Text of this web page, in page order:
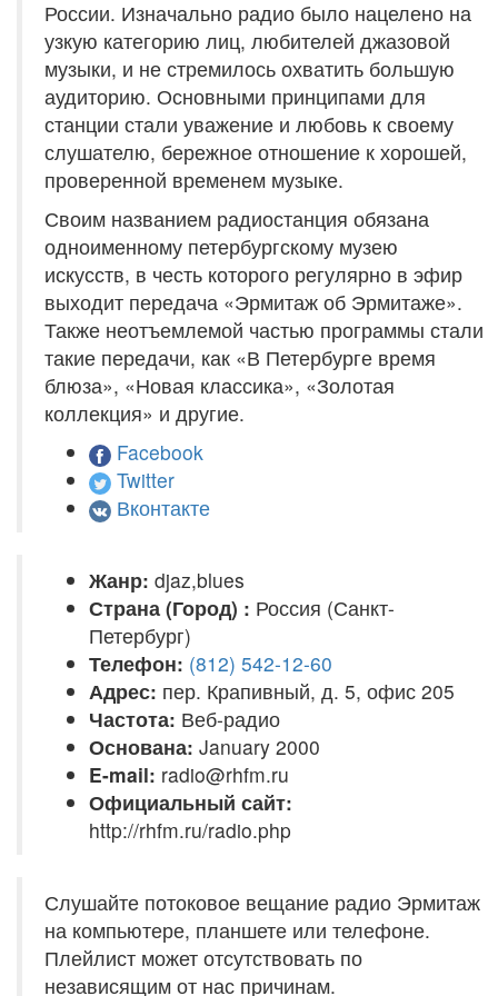
России. Изначально радио было нацелено на
узкую категорию лиц, любителей джазовой
музыки, и не стремилось охватить большую
аудиторию. Основными принципами для
станции стали уважение и любовь к своему
слушателю, бережное отношение к хорошей,
проверенной временем музыке.
Своим названием радиостанция обязана
одноименному петербургскому музею
искусств, в честь которого регулярно в эфир
выходит передача «Эрмитаж об Эрмитаже».
Также неотъемлемой частью программы стали
такие передачи, как «В Петербурге время
блюза», «Новая классика», «Золотая
коллекция» и другие.
Facebook
Twitter
Вконтакте
Жанр: djaz,blues
Страна (Город) : Россия (Санкт-
Петербург)
Телефон: (812) 542-12-60
Адрес: пер. Крапивный, д. 5, офис 205
Частота: Веб-радио
Основана: January 2000
E-mail: radio@rhfm.ru
Официальный сайт:
http://rhfm.ru/radio.php
Слушайте потоковое вещание радио Эрмитаж
на компьютере, планшете или телефоне.
Плейлист может отсутствовать по
независящим от нас причинам.